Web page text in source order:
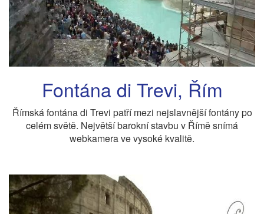
Fontána di Trevi, Řím
Římská fontána di Trevi patří mezi nejslavnější fontány po
celém světě. Největší barokní stavbu v Římě snímá
webkamera ve vysoké kvalitě.